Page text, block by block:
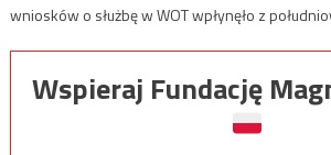
wniosków o służbę w WOT wpłynęło z
Wspieraj Fundację